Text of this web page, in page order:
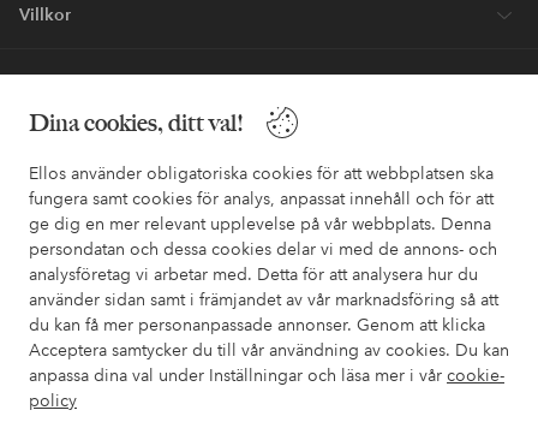
Dina cookies, ditt val!
Ellos använder obligatoriska cookies för att webbplatsen ska
fungera samt cookies för analys, anpassat innehåll och för att
ge dig en mer relevant upplevelse på vår webbplats. Denna
persondatan och dessa cookies delar vi med de annons- och
analysföretag vi arbetar med. Detta för att analysera hur du
använder sidan samt i främjandet av vår marknadsföring så att
du kan få mer personanpassade annonser. Genom att klicka
Acceptera samtycker du till vår användning av cookies. Du kan
anpassa dina val under Inställningar och läsa mer i vår cookie-
policy
Villkor
Vänner
Säkra betalningar - Betala direkt eller dela upp
Vill du veta mer om våra betalalternativ?
elpy elpy